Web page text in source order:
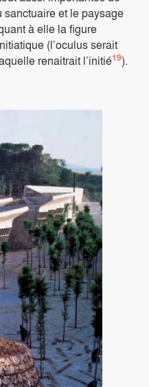
et le paysage
à elle la figure
(l’oculus serait
renaitrait l’initié19).